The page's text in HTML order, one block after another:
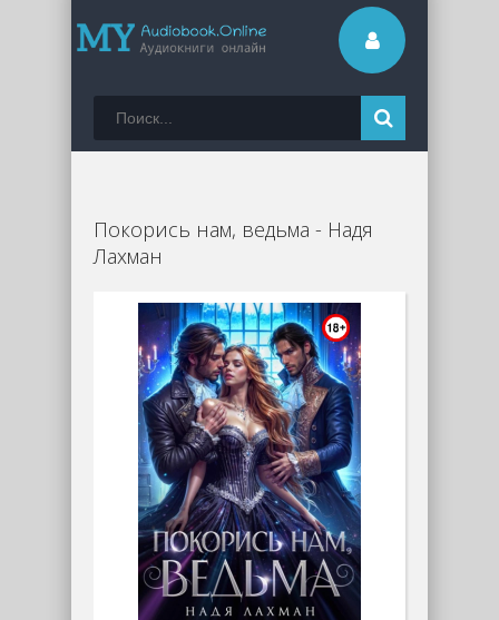
Покорись нам, ведьма - Надя
Лахман